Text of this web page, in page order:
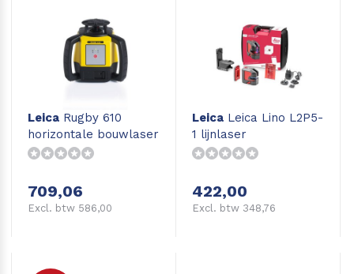
Leica Rugby 610
horizontale bouwlaser
709,06
Excl. btw 586,00
Leica Leica Lino L2P5-
1 lijnlaser
422,00
Excl. btw 348,76